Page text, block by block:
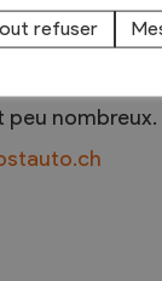
sur la ligne
pied à St-
St-Pierre-
peu nombreux.
refuser